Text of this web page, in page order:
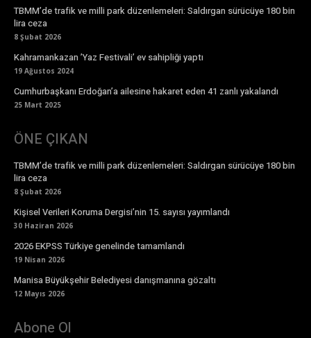
TBMM’de trafik ve milli park düzenlemeleri: Saldırgan sürücüye 180 bin
lira ceza
8 Şubat 2026
Kahramankazan ’Yaz Festivali’ ev sahipliği yaptı
19 Ağustos 2024
Cumhurbaşkanı Erdoğan’a ailesine hakaret eden 41 zanlı yakalandı
25 Mart 2025
ÖNE ÇIKAN
TBMM’de trafik ve milli park düzenlemeleri: Saldırgan sürücüye 180 bin
lira ceza
8 Şubat 2026
Kişisel Verileri Koruma Dergisi’nin 15. sayısı yayımlandı
30 Haziran 2026
2026 EKPSS Türkiye genelinde tamamlandı
19 Nisan 2026
Manisa Büyükşehir Belediyesi danışmanına gözaltı
12 Mayıs 2026
Abone Ol